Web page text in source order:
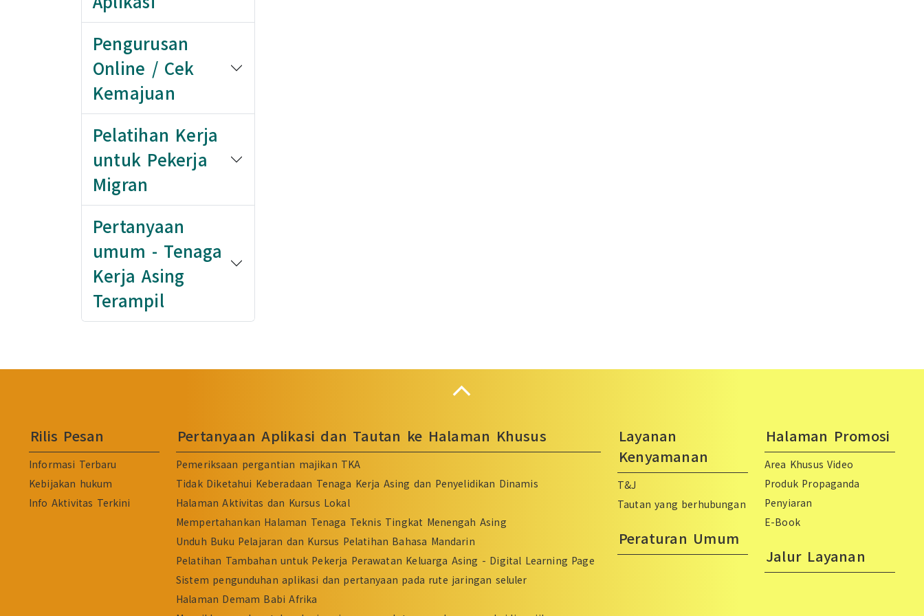
Pengurusan
Online / Cek
Kemajuan
Pelatihan Kerja
untuk Pekerja
Migran
Pertanyaan
umum - Tenaga
Kerja Asing
Terampil
Rilis Pesan
Informasi Terbaru
Kebijakan hukum
Info Aktivitas Terkini
Pertanyaan Aplikasi dan Tautan ke Halaman Khusus
Pemeriksaan pergantian majikan TKA
Tidak Diketahui Keberadaan Tenaga Kerja Asing dan Penyelidikan Dinamis
Halaman Aktivitas dan Kursus Lokal
Mempertahankan Halaman Tenaga Teknis Tingkat Menengah Asing
Unduh Buku Pelajaran dan Kursus Pelatihan Bahasa Mandarin
Pelatihan Tambahan untuk Pekerja Perawatan Keluarga Asing - Digital Learning Page
Sistem pengunduhan aplikasi dan pertanyaan pada rute jaringan seluler
Halaman Demam Babi Afrika
Layanan
Kenyamanan
T&J
Tautan yang berhubungan
Peraturan Umum
Halaman Promosi
Area Khusus Video
Produk Propaganda
Penyiaran
E-Book
Jalur Layanan